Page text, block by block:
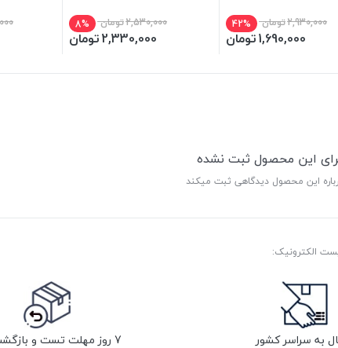
2,930,000تومان 42%
1,690,000تومان
2,530,000تومان 8%
2,330,000تومان
این محصول ثبت نشده
این محصول دیدگاهی ثبت میکند
به سراسر کشور 7 روز مهلت تست و بازگشت کالا